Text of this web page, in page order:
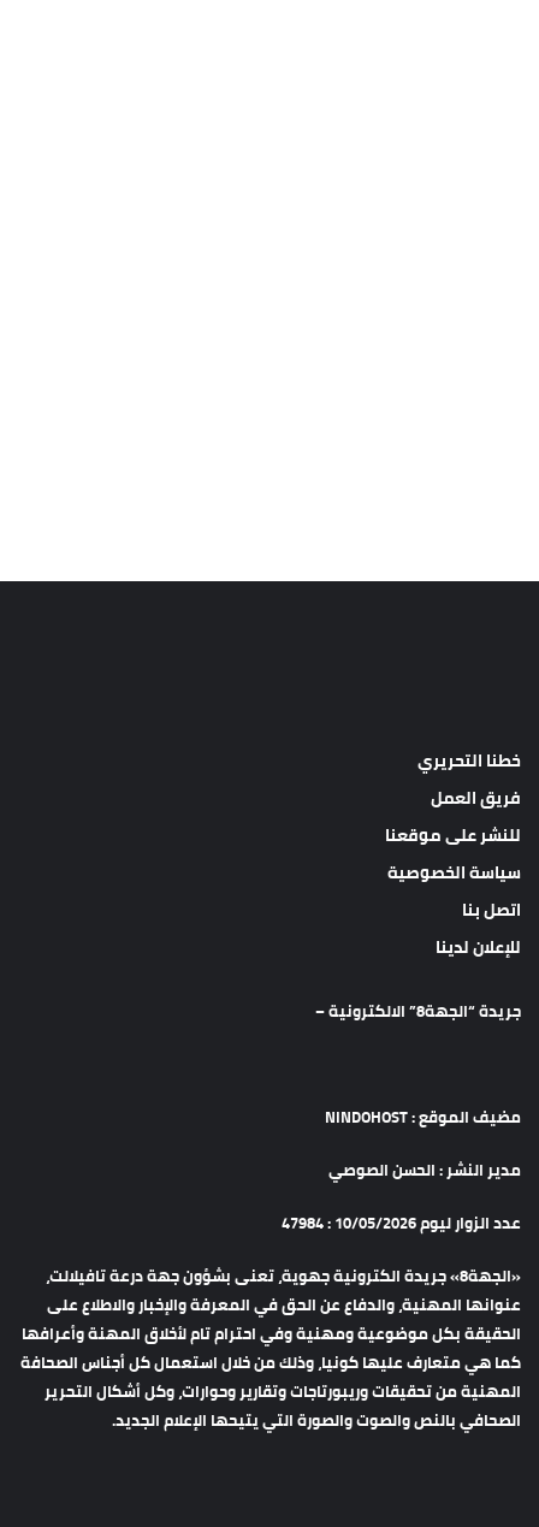
خطنا التحريري
فريق العمل
للنشر على موقعنا
سياسة الخصوصية
اتصل بنا
للإعلان لدينا
جريدة “الجهة8” الالكترونية –
مضيف الموقع : NINDOHOST
مدير النشر : الحسن الصوصي
عدد الزوار ليوم 10/05/2026 : 47984
«الجهة8» جريدة الكترونية جهوية، تعنى بشؤون جهة درعة تافيلالت،
عنوانها المهنية، والدفاع عن الحق في المعرفة والإخبار والاطلاع على
الحقيقة بكل موضوعية ومهنية وفي احترام تام لأخلاق المهنة وأعرافها
كما هي متعارف عليها كونيا، وذلك من خلال استعمال كل أجناس الصحافة
المهنية من تحقيقات وريبورتاجات وتقارير وحوارات، وكل أشكال التحرير
الصحافي بالنص والصوت والصورة التي يتيحها الإعلام الجديد.